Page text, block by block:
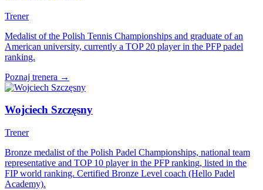
Trener
Medalist of the Polish Tennis Championships and graduate of an
American university, currently a TOP 20 player in the PFP padel
ranking.
Poznaj trenera →
Wojciech Szczęsny
Trener
Bronze medalist of the Polish Padel Championships, national team
representative and TOP 10 player in the PFP ranking, listed in the
FIP world ranking. Certified Bronze Level coach (Hello Padel
Academy).